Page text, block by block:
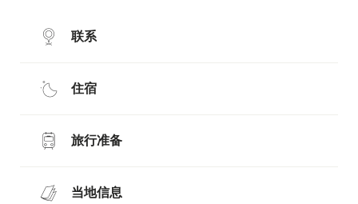
联系
住宿
旅行准备
当地信息